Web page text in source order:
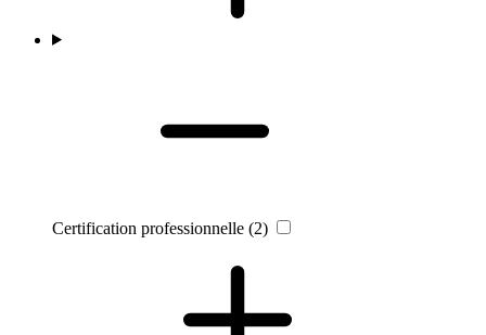
Certification professionnelle (2)